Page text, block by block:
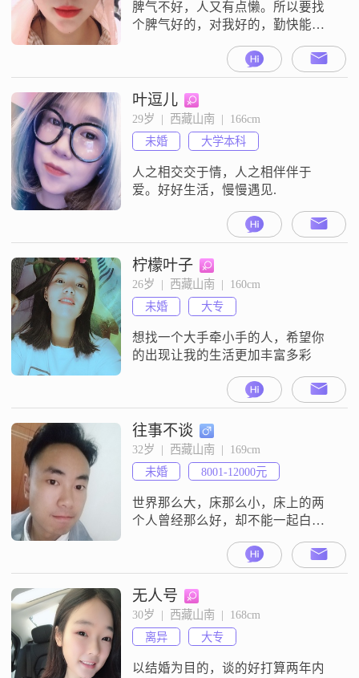
脾气不好，人又有点懒。所以要找
个脾气好的，对我好的，勤快能干
叶逗儿
29岁  |  西藏山南  |  166cm
未婚
大学本科
人之相交交于情，人之相伴伴于
爱。好好生活，慢慢遇见.
柠檬叶子
26岁  |  西藏山南  |  160cm
未婚
大专
想找一个大手牵小手的人，希望你
的出现让我的生活更加丰富多彩
往事不谈
32岁  |  西藏山南  |  169cm
未婚
8001-12000元
世界那么大，床那么小，床上的两
个人曾经那么好，却不能一起白头
成婚的故事，却生活在一个上了床
也没有结果的年代，不爱是一生的
遗憾，爱却是一生磨难
无人号
30岁  |  西藏山南  |  168cm
离异
大专
以结婚为目的，谈的好打算两年内